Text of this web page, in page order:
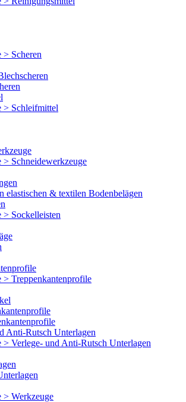
Scheren
> Schleifmittel
> Schneidewerkzeuge
elastischen & textilen Bodenbelägen
Sockelleisten
> Treppenkantenprofile
Anti-Rutsch Unterlagen
> Verlege- und Anti-Rutsch Unterlagen
> Werkzeuge